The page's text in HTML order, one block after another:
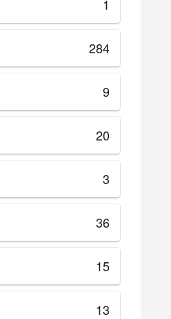
1
284
9
20
3
36
15
13